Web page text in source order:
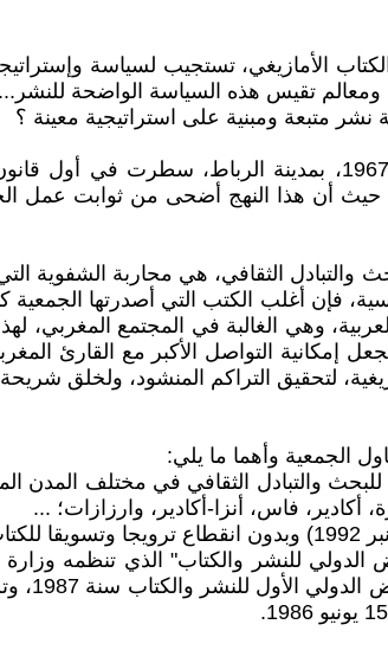
الكتاب الأمازيغي، تستجيب لسياسة
ومعالم تقيس هذه السياسة الواضحة للنشر...
متبعة ومبنية على استراتيجية معينة ؟
عقب ميلاد الجمعية المغربية للبحث والتبادل الثقافي في 10
حيث أن هذا النهج أضحى من ثوابت
والتبادل الثقافي، هي محاربة الشفوية
فإن أغلب الكتب التي أصدرتها
وهي الغالبة في المجتمع المغربي،
إمكانية التواصل الأكبر مع القارئ
لتحقيق التراكم المنشود، ولخلق شريحة
الجمعية وأهما ما يلي:
والتبادل الثقافي في مختلف المدن
أكادير، فاس، أنزا-أكادير، وارزازات؛ ...
للنشر والكتاب" الذي تنظمه
2004